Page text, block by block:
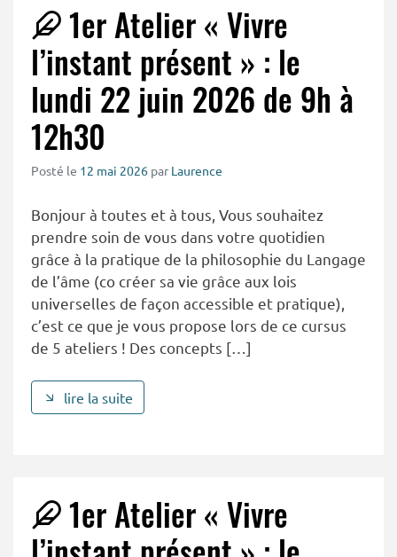
1er Atelier « Vivre
l’instant présent » : le
lundi 22 juin 2026 de 9h à
12h30
Posté le 12 mai 2026 par Laurence
Bonjour à toutes et à tous, Vous souhaitez
prendre soin de vous dans votre quotidien
grâce à la pratique de la philosophie du Langage
de l’âme (co créer sa vie grâce aux lois
universelles de façon accessible et pratique),
c’est ce que je vous propose lors de ce cursus
de 5 ateliers ! Des concepts […]
lire la suite
1er Atelier « Vivre